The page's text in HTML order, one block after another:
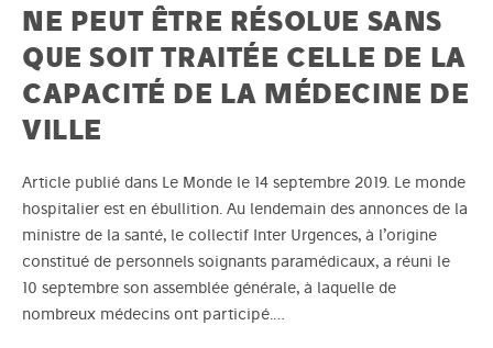
NE PEUT ÊTRE RÉSOLUE SANS
QUE SOIT TRAITÉE CELLE DE LA
CAPACITÉ DE LA MÉDECINE DE
VILLE
Article publié dans Le Monde le 14 septembre 2019. Le monde
hospitalier est en ébullition. Au lendemain des annonces de la
ministre de la santé, le collectif Inter Urgences, à l’origine
constitué de personnels soignants paramédicaux, a réuni le
10 septembre son assemblée générale, à laquelle de
nombreux médecins ont participé.…